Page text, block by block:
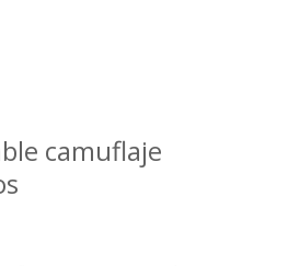
camuflaje